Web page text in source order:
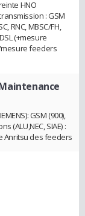
HNO
: GSM
RNC, MBSC/FH,
(+mesure
mesure feeders
GSM (900),
(ALU,NEC, SIAE) :
Anritsu des feeders